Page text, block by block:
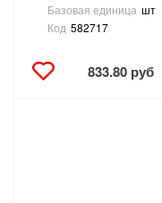
Базовая единица шт
Код 582717
833.80 руб